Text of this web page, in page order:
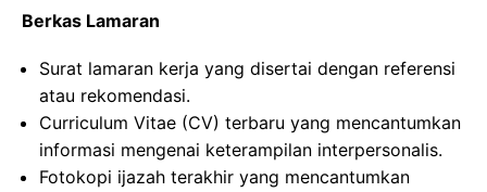
Berkas Lamaran
Surat lamaran kerja yang disertai dengan referensi
atau rekomendasi.
Curriculum Vitae (CV) terbaru yang mencantumkan
informasi mengenai keterampilan interpersonalis.
Fotokopi ijazah terakhir yang mencantumkan